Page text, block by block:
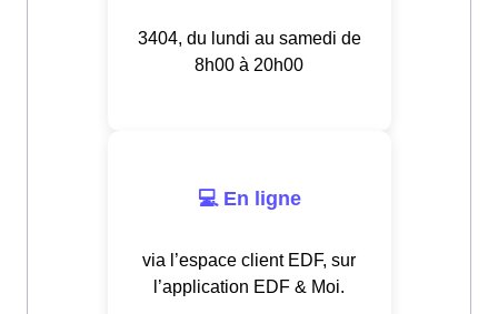
3404, du lundi au samedi de
8h00 à 20h00
💻 En ligne
via l’espace client EDF, sur
l’application EDF & Moi.